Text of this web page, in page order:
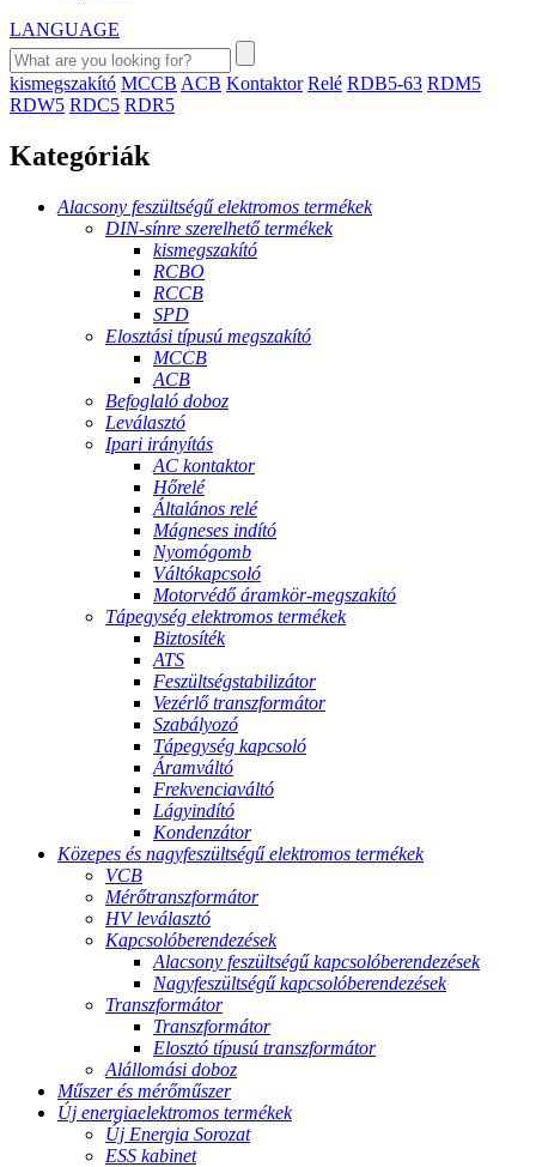
LANGUAGE
kismegszakító MCCB ACB Kontaktor Relé RDB5-63 RDM5
RDW5 RDC5 RDR5
Kategóriák
Alacsony feszültségű elektromos termékek
DIN-sínre szerelhető termékek
kismegszakító
RCBO
RCCB
SPD
Elosztási típusú megszakító
MCCB
ACB
Befoglaló doboz
Leválasztó
Ipari irányítás
AC kontaktor
Hőrelé
Általános relé
Mágneses indító
Nyomógomb
Váltókapcsoló
Motorvédő áramkör-megszakító
Tápegység elektromos termékek
Biztosíték
ATS
Feszültségstabilizátor
Vezérlő transzformátor
Szabályozó
Tápegység kapcsoló
Áramváltó
Frekvenciaváltó
Lágyindító
Kondenzátor
Közepes és nagyfeszültségű elektromos termékek
VCB
Mérőtranszformátor
HV leválasztó
Kapcsolóberendezések
Alacsony feszültségű kapcsolóberendezések
Nagyfeszültségű kapcsolóberendezések
Transzformátor
Transzformátor
Elosztó típusú transzformátor
Alállomási doboz
Műszer és mérőműszer
Új energiaelektromos termékek
Új Energia Sorozat
ESS kabinet